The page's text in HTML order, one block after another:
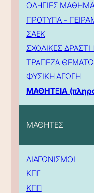
ΟΔΗΓΙΕΣ
ΠΡΟΤΥΠΑ -
ΣΑΕΚ
ΣΧΟΛΙΚΕΣ
ΤΡΑΠΕΖΑ
ΦΥΣΙΚΗ ΑΓΩΓΗ
ΜΑΘΗΤΕΙΑ
ΜΑΘΗΤΕΣ
ΔΙΑΓΩΝΙΣΜΟΙ
ΚΠΓ
ΚΠΠ